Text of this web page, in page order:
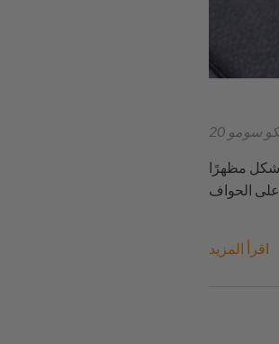
سومو
مظهرًا
اقرأ المزيد